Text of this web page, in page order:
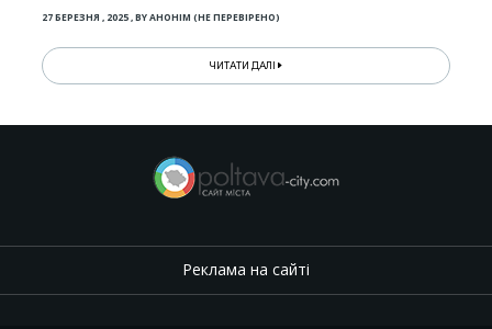
27 БЕРЕЗНЯ , 2025,BYАНОНІМ (НЕ ПЕРЕВІРЕНО)
ЧИТАТИ ДАЛІ
Реклама на сайті